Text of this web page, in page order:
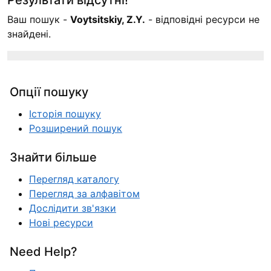
Ваш пошук - Voytsitskiy, Z.Y. - відповідні ресурси не
знайдені.
Опції пошуку
Історія пошуку
Розширений пошук
Знайти більше
Перегляд каталогу
Перегляд за алфавітом
Дослідити зв'язки
Нові ресурси
Need Help?